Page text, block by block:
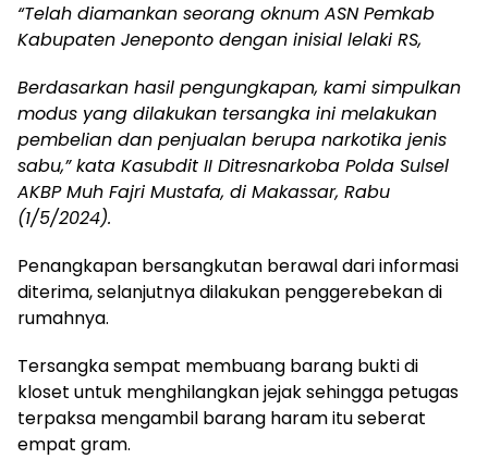
“Telah diamankan seorang oknum ASN Pemkab
Kabupaten Jeneponto dengan inisial lelaki RS,
Berdasarkan hasil pengungkapan, kami simpulkan
modus yang dilakukan tersangka ini melakukan
pembelian dan penjualan berupa narkotika jenis
sabu,” kata Kasubdit II Ditresnarkoba Polda Sulsel
AKBP Muh Fajri Mustafa, di Makassar, Rabu
(1/5/2024).
Penangkapan bersangkutan berawal dari informasi
diterima, selanjutnya dilakukan penggerebekan di
rumahnya.
Tersangka sempat membuang barang bukti di
kloset untuk menghilangkan jejak sehingga petugas
terpaksa mengambil barang haram itu seberat
empat gram.